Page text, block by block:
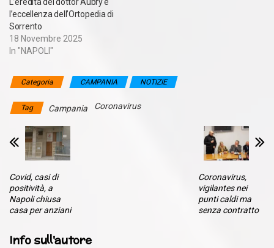
L’eredità del dottor Aubry e
l’eccellenza dell’Ortopedia di
Sorrento
18 Novembre 2025
In "NAPOLI"
Categoria CAMPANIA NOTIZIE
Tag Campania Coronavirus
Covid, casi di
positività, a
Napoli chiusa
casa per anziani
Coronavirus,
vigilantes nei
punti caldi ma
senza contratto
Info sull'autore